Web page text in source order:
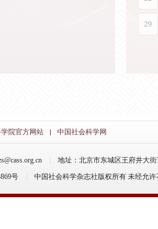
院官方网站 中国社会科学网
地址：北京市东城区王府井大街
号 中国社会科学杂志社版权所有 未经允许